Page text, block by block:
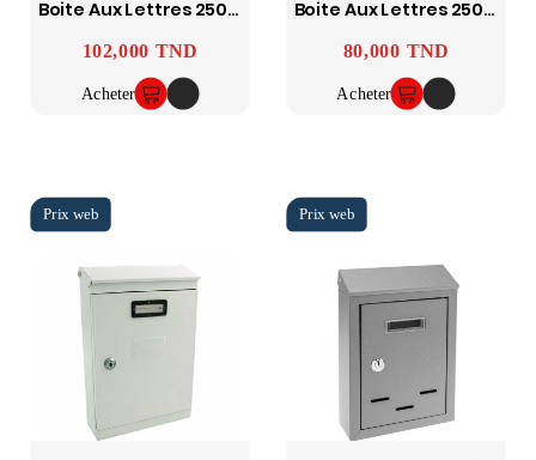
Boite Aux Lettres 2500AR Vulcania
Prix
102,000 TND
Acheter
Boite Aux Lettres 2500EVAI1 En Inox
Prix
80,000 TND
Acheter